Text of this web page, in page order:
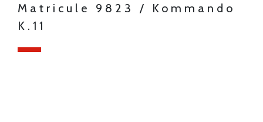
Matricule 9823 / Kommando
K.11